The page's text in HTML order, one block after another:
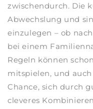
zwischendurch. Die
Abwechslung und
einzulegen – ob
bei einem
Regeln können
mitspielen, und
Chance, sich durch
cleveres